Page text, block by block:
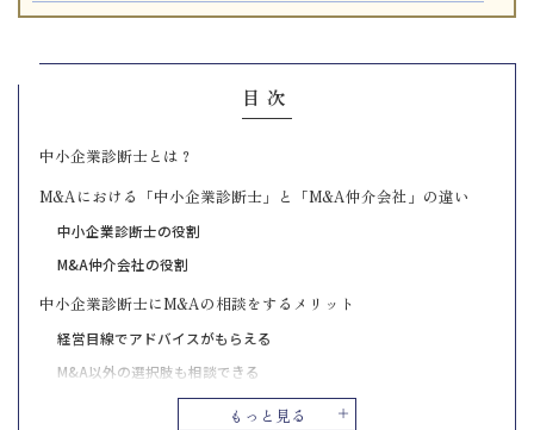
目次
もっと見る
中小企業診断士とは？
M&Aにおける「中小企業診断士」と「M&A仲介会社」の違い
中小企業診断士の役割
M&A仲介会社の役割
中小企業診断士にM&Aの相談をするメリット
経営目線でアドバイスがもらえる
M&A以外の選択肢も相談できる
中小企業診断士にM&Aの相談をするデメリット